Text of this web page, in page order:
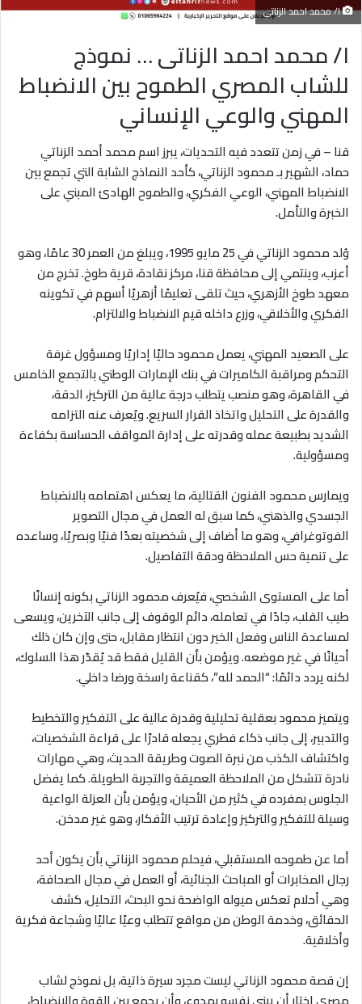
ا/ محمد احمد الزناتى
ا/ محمد احمد الزناتى … نموذج
للشاب المصري الطموح بين الانضباط
المهني والوعي الإنساني
قنا – في زمن تتعدد فيه التحديات، يبرز اسم محمد أحمد الزناتي
حماد، الشهير بـ محمود الزناتي، كأحد النماذج الشابة التي تجمع بين
الانضباط المهني، الوعي الفكري، والطموح الهادئ المبني على
الخبرة والتأمل.
وُلد محمود الزناتي في 25 مايو 1995، ويبلغ من العمر 30 عامًا، وهو
أعزب، وينتمي إلى محافظة قنا، مركز نقادة، قرية طوخ. تخرج من
معهد طوخ الأزهري، حيث تلقى تعليمًا أزهريًا أسهم في تكوينه
الفكري والأخلاقي، وزرع داخله قيم الانضباط والالتزام.
على الصعيد المهني، يعمل محمود حاليًا إداريًا ومسؤول غرفة
التحكم ومراقبة الكاميرات في بنك الإمارات الوطني بالتجمع الخامس
في القاهرة، وهو منصب يتطلب درجة عالية من التركيز، الدقة،
والقدرة على التحليل واتخاذ القرار السريع. ويُعرف عنه التزامه
الشديد بطبيعة عمله وقدرته على إدارة المواقف الحساسة بكفاءة
ومسؤولية.
ويمارس محمود الفنون القتالية، ما يعكس اهتمامه بالانضباط
الجسدي والذهني، كما سبق له العمل في مجال التصوير
الفوتوغرافي، وهو ما أضاف إلى شخصيته بعدًا فنيًا وبصريًا، وساعده
على تنمية حس الملاحظة ودقة التفاصيل.
أما على المستوى الشخصي، فيُعرف محمود الزناتي بكونه إنسانًا
طيب القلب، جادًا في تعامله، دائم الوقوف إلى جانب الآخرين، ويسعى
لمساعدة الناس وفعل الخير دون انتظار مقابل، حتى وإن كان ذلك
أحيانًا في غير موضعه. ويؤمن بأن القليل فقط قد يُقدّر هذا السلوك،
لكنه يردد دائمًا: “الحمد لله”، كقناعة راسخة ورضا داخلي.
ويتميز محمود بعقلية تحليلية وقدرة عالية على التفكير والتخطيط
والتدبير، إلى جانب ذكاء فطري يجعله قادرًا على قراءة الشخصيات،
واكتشاف الكذب من نبرة الصوت وطريقة الحديث، وهي مهارات
نادرة تتشكل من الملاحظة العميقة والتجربة الطويلة. كما يفضل
الجلوس بمفرده في كثير من الأحيان، ويؤمن بأن العزلة الواعية
وسيلة للتفكير والتركيز وإعادة ترتيب الأفكار، وهو غير مدخن.
أما عن طموحه المستقبلي، فيحلم محمود الزناتي بأن يكون أحد
رجال المخابرات أو المباحث الجنائية، أو العمل في مجال الصحافة،
وهي أحلام تعكس ميوله الواضحة نحو البحث، التحليل، كشف
الحقائق، وخدمة الوطن من مواقع تتطلب وعيًا عاليًا وشجاعة فكرية
وأخلاقية.
إن قصة محمود الزناتي ليست مجرد سيرة ذاتية، بل نموذج لشاب